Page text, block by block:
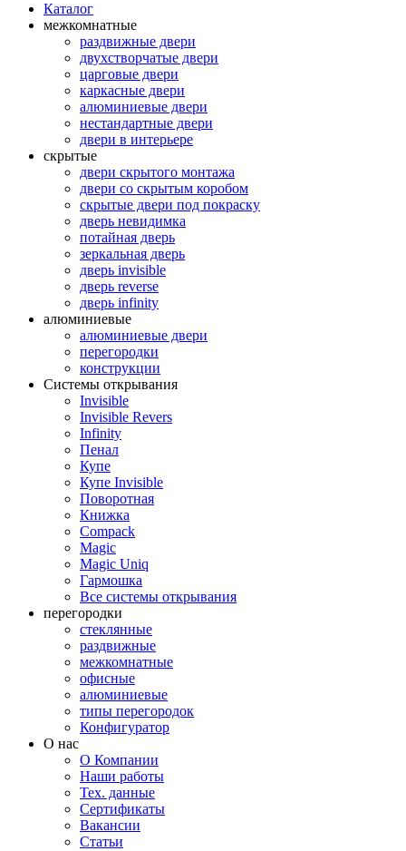
Каталог
межкомнатные
раздвижные двери
двухстворчатые двери
царговые двери
каркасные двери
алюминиевые двери
нестандартные двери
двери в интерьере
скрытые
двери скрытого монтажа
двери со скрытым коробом
скрытые двери под покраску
дверь невидимка
потайная дверь
зеркальная дверь
дверь invisible
дверь reverse
дверь infinity
алюминиевые
алюминиевые двери
перегородки
конструкции
Системы открывания
Invisible
Invisible Revers
Infinity
Пенал
Купе
Купе Invisible
Поворотная
Книжка
Compack
Magic
Magic Uniq
Гармошка
Все системы открывания
перегородки
стеклянные
раздвижные
межкомнатные
офисные
алюминиевые
типы перегородок
Конфигуратор
О нас
О Компании
Наши работы
Тех. данные
Сертификаты
Вакансии
Статьи